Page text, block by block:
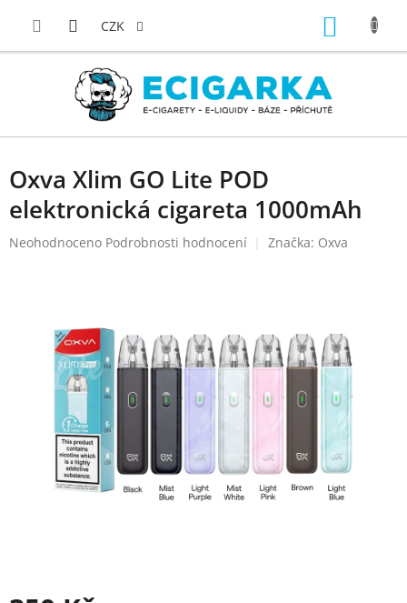
CZK
Oxva Xlim GO Lite POD
elektronická cigareta 1000mAh
Průměrné
hvězdiček.
Neohodnoceno Podrobnosti hodnocení Značka: Oxva